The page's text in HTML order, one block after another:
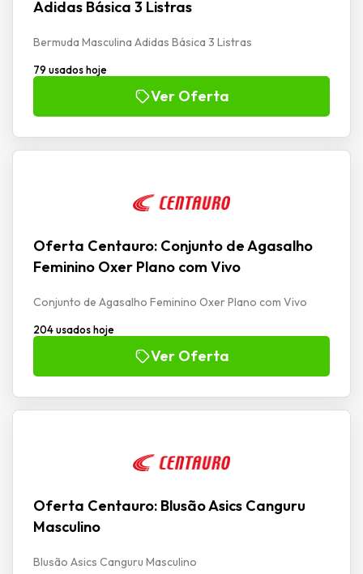
Adidas Básica 3 Listras
Bermuda Masculina Adidas Básica 3 Listras
79 usados hoje
Ver Oferta
Oferta Centauro: Conjunto de Agasalho
Feminino Oxer Plano com Vivo
Conjunto de Agasalho Feminino Oxer Plano com Vivo
204 usados hoje
Ver Oferta
Oferta Centauro: Blusão Asics Canguru
Masculino
Blusão Asics Canguru Masculino